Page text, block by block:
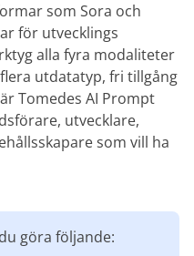
som Sora och
för utvecklings
alla fyra modaliteter
utdatatyp, fri tillgång
Tomedes AI Prompt
utvecklare,
som vill ha
göra följande: